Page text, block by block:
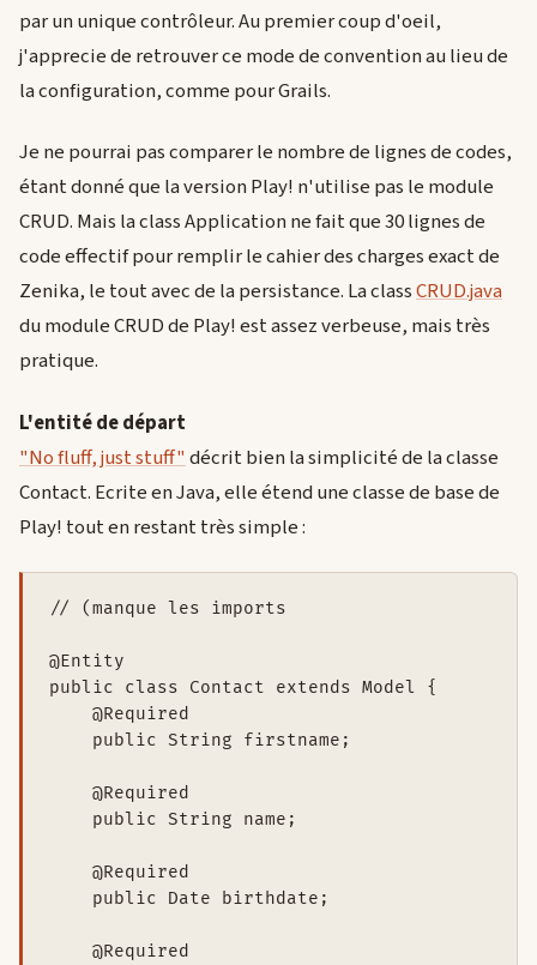
par un unique contrôleur. Au premier coup d'oeil,
j'apprecie de retrouver ce mode de convention au lieu de
la configuration, comme pour Grails.
Je ne pourrai pas comparer le nombre de lignes de codes,
étant donné que la version Play! n'utilise pas le module
CRUD. Mais la class Application ne fait que 30 lignes de
code effectif pour remplir le cahier des charges exact de
Zenika, le tout avec de la persistance. La classCRUD.java
du module CRUD de Play! est assez verbeuse, mais très
pratique.
L'entité de départ
"No fluff, just stuff"décrit bien la simplicité de la classe
Contact. Ecrite en Java, elle étend une classe de base de
Play! tout en restant très simple :
// (manque les imports
@Entity
public class Contact extends Model {
    @Required
    public String firstname;
    @Required
    public String name;
    @Required
    public Date birthdate;
    @Required